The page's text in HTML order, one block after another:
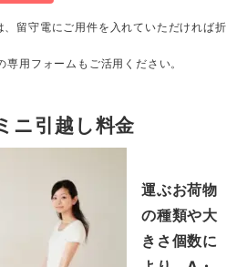
留守電にご用件を入れていただければ折
用フォームもご活用ください。
ニ引越し料金
運ぶお荷物
の種類や大
きさ個数に